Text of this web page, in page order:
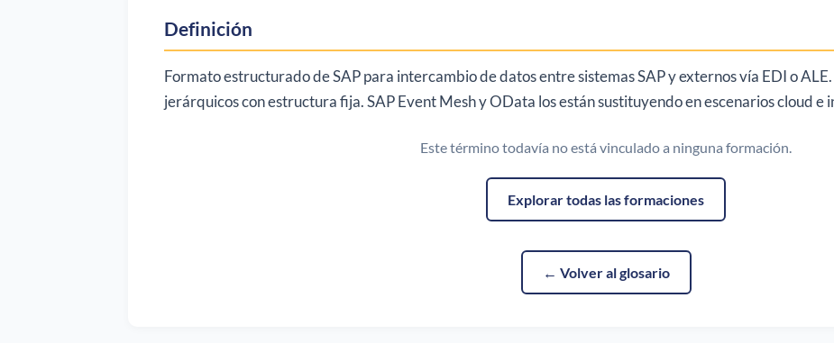
Definición
Formato estructurado de SAP para intercambio de datos entre sistemas SAP y externos vía EDI o
jerárquicos con estructura fija. SAP Event Mesh y OData los están sustituyendo en escenarios cloud e
Este término todavía no está vinculado a ninguna formación.
Explorar todas las formaciones
← Volver al glosario